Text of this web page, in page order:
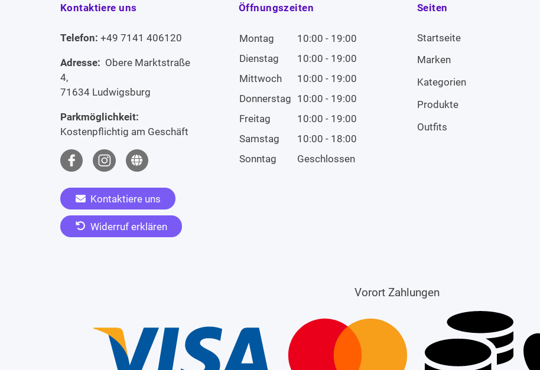
Kontaktiere uns
Telefon: +49 7141 406120
Adresse: Obere Marktstraße
4,
71634 Ludwigsburg
Parkmöglichkeit:
Kostenpflichtig am Geschäft
Kontaktiere uns
Widerruf erklären
Öffnungszeiten
Montag
10:00 - 19:00
Dienstag
10:00 - 19:00
Mittwoch
10:00 - 19:00
Donnerstag 10:00 - 19:00
Freitag
10:00 - 19:00
Samstag
10:00 - 18:00
Sonntag
Geschlossen
Seiten
Startseite
Marken
Kategorien
Produkte
Outfits
Vorort Zahlungen